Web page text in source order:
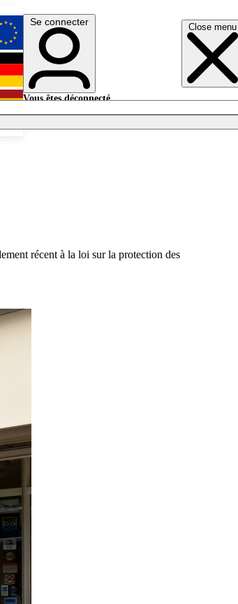
Close menu
English
Deutsch
Se connecter
Vous êtes déconnecté.
récent à la loi sur la protection des